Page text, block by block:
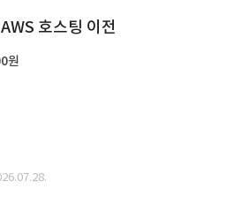
호스팅 이전
원